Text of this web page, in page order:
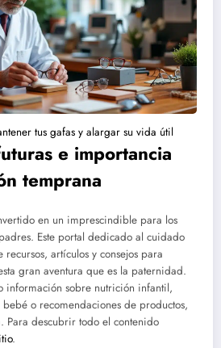
tus gafas y alargar su vida útil
e importancia
temprana
en un imprescindible para los
Este portal dedicado al cuidado
artículos y consejos para
gran aventura que es la paternidad.
información sobre nutrición infantil,
o recomendaciones de productos,
Para descubrir todo el contenido
.